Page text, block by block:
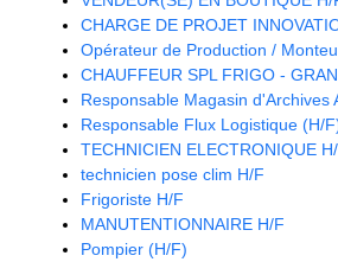
CHARGE DE PROJET
Opérateur de Production /
CHAUFFEUR SPL FRIGO -
Responsable Magasin d'Archives
Responsable Flux Logistique (H/
TECHNICIEN ELECTRONIQUE
technicien pose clim H/F
Frigoriste H/F
MANUTENTIONNAIRE H/F
Pompier (H/F)